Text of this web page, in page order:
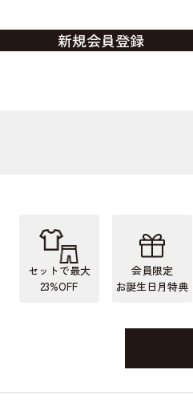
セットで最大
23%OFF
会員限定
お誕生日月特典